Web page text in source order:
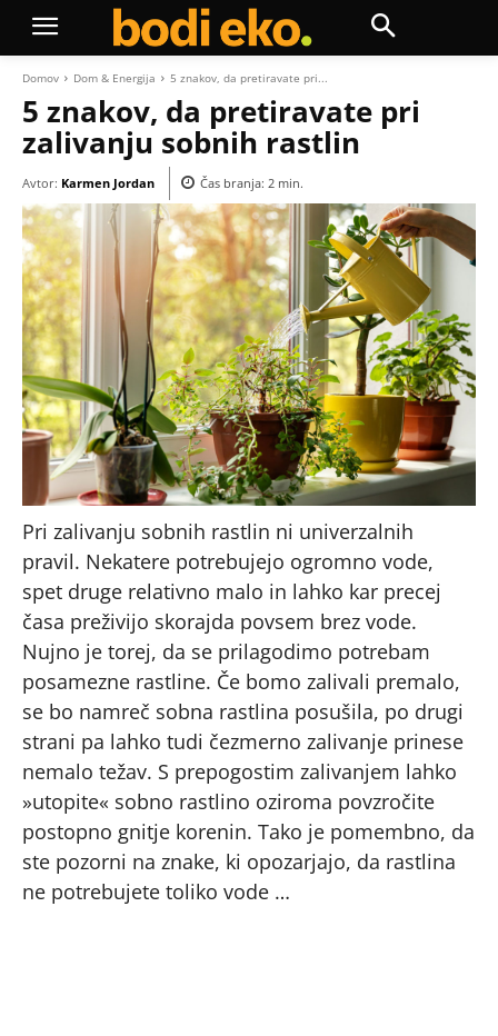
Domov Dom & Energija 5 znakov, da pretiravate pri...
5 znakov, da pretiravate pri
zalivanju sobnih rastlin
Avtor: Karmen Jordan Čas branja: 2 min.
Pri zalivanju sobnih rastlin ni univerzalnih
pravil. Nekatere potrebujejo ogromno vode,
spet druge relativno malo in lahko kar precej
časa preživijo skorajda povsem brez vode.
Nujno je torej, da se prilagodimo potrebam
posamezne rastline. Če bomo zalivali premalo,
se bo namreč sobna rastlina posušila, po drugi
strani pa lahko tudi čezmerno zalivanje prinese
nemalo težav. S prepogostim zalivanjem lahko
»utopite« sobno rastlino oziroma povzročite
postopno gnitje korenin. Tako je pomembno, da
ste pozorni na znake, ki opozarjajo, da rastlina
ne potrebujete toliko vode …